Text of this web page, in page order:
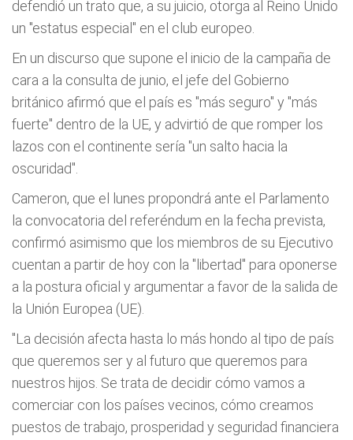
defendió un trato que, a su juicio, otorga al Reino Unido
un "estatus especial" en el club europeo.
En un discurso que supone el inicio de la campaña de
cara a la consulta de junio, el jefe del Gobierno
británico afirmó que el país es "más seguro" y "más
fuerte" dentro de la UE, y advirtió de que romper los
lazos con el continente sería "un salto hacia la
oscuridad".
Cameron, que el lunes propondrá ante el Parlamento
la convocatoria del referéndum en la fecha prevista,
confirmó asimismo que los miembros de su Ejecutivo
cuentan a partir de hoy con la "libertad" para oponerse
a la postura oficial y argumentar a favor de la salida de
la Unión Europea (UE).
"La decisión afecta hasta lo más hondo al tipo de país
que queremos ser y al futuro que queremos para
nuestros hijos. Se trata de decidir cómo vamos a
comerciar con los países vecinos, cómo creamos
puestos de trabajo, prosperidad y seguridad financiera